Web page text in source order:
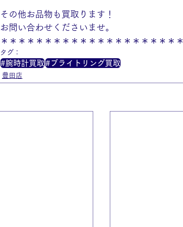
その他お品物も買取ります！
お問い合わせくださいませ。
＊＊＊＊＊＊＊＊＊＊＊＊＊＊＊＊＊＊＊＊＊
タグ：
#腕時計買取#ブライトリング買取
豊田店